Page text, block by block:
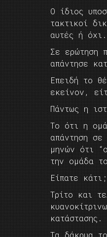
Ο ίδιος
τακτικοί
αυτές ή όχι.
Σε ερώτηση
απάντησε
Επειδή το
εκείνον,
Πάντως η
Το ότι η
απάντηση
μηνών ότι
την ομάδα
Είπατε
Τρίτο και
κατάστασης.
Τα δάκρυα